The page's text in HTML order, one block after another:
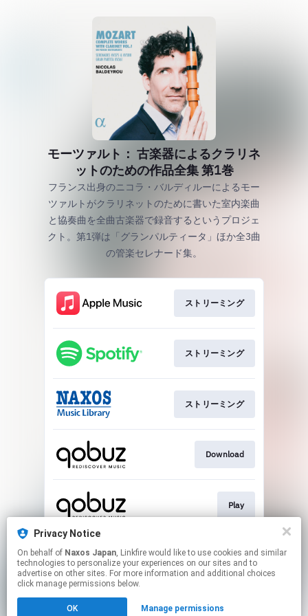
モーツァルト： 古楽器によるクラリネ
ットのための作品全集 第1巻
フランス出身のニコラ・バルディルーによるモー
ツァルトがクラリネットのために書いた室内楽曲
と協奏曲を全曲古楽器で録音するというプロジェ
クト。第1弾は「グランパルティータ」ほか全3曲
の管楽セレナード集。
ストリーミング
ストリーミング
ストリーミング
Download
Play
ストリーミング
Privacy Notice
On behalf of Naxos Japan, Linkfire would like to use cookies and similar
technologies to personalize your experiences on our sites and to
advertise on other sites. For more information and additional choices
click manage permissions below.
OK Manage permissions